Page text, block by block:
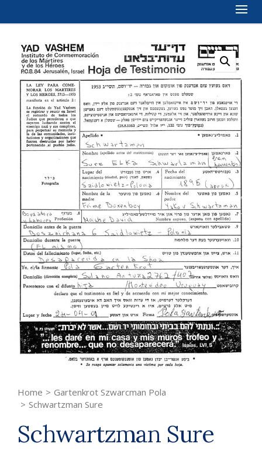
Home > Gartenkrot Szwarcman Pola
> Schwartzman Sure
Schwartzman Sure